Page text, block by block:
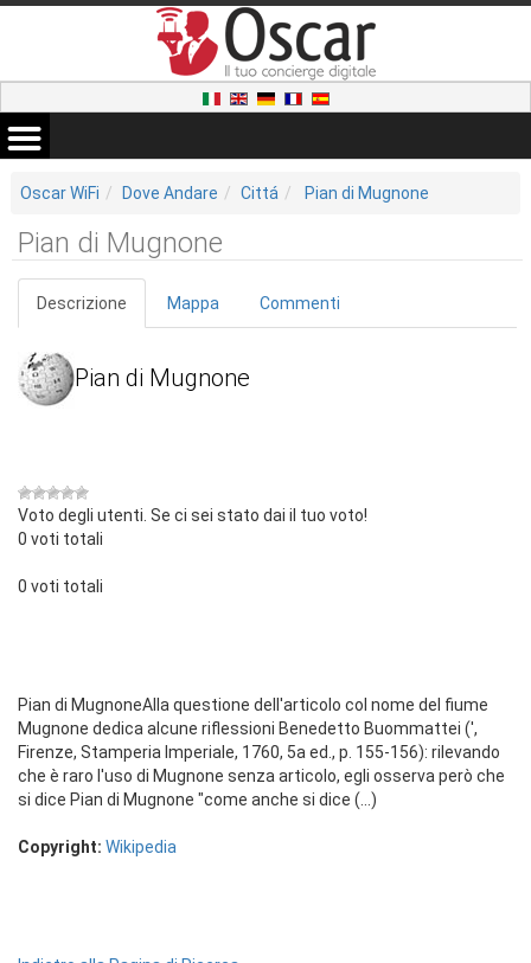
Oscar WiFi Dove Andare Cittá Pian di Mugnone
Pian di Mugnone
Descrizione Mappa Commenti
Pian di Mugnone
Voto degli utenti. Se ci sei stato dai il tuo voto!
0 voti totali
0 voti totali
Pian di MugnoneAlla questione dell'articolo col nome del fiume
Mugnone dedica alcune riflessioni Benedetto Buommattei (',
Firenze, Stamperia Imperiale, 1760, 5a ed., p. 155-156): rilevando
che è raro l'uso di Mugnone senza articolo, egli osserva però che
si dice Pian di Mugnone "come anche si dice (...)
Copyright: Wikipedia